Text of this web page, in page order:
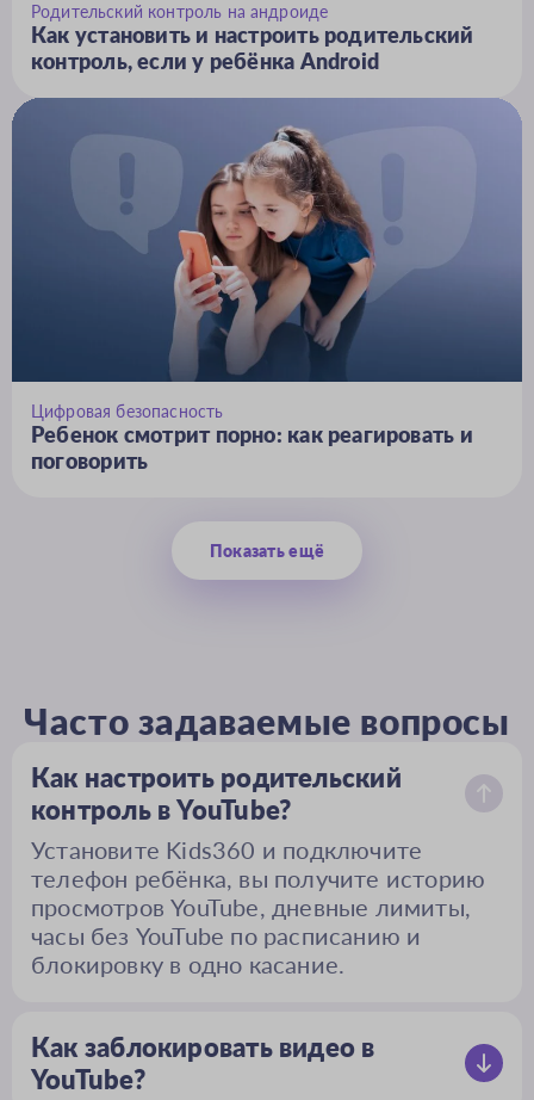
Родительский контроль на андроиде
Как установить и настроить родительский
контроль, если у ребёнка Android
Цифровая безопасность
Ребенок смотрит порно: как реагировать и
поговорить
Показать ещё
Часто задаваемые вопросы
Как настроить родительский
контроль в YouTube?
Установите Kids360 и подключите
телефон ребёнка, вы получите историю
просмотров YouTube, дневные лимиты,
часы без YouTube по расписанию и
блокировку в одно касание.
Как заблокировать видео в
YouTube?